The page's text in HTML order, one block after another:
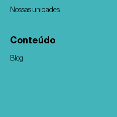
Nossas unidades
Conteúdo
Blog